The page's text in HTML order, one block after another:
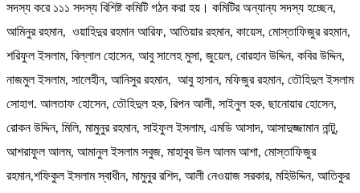
সদস্য করে ১১১ সদস্য বিশিষ্ট কমিটি গঠন করা হয়। কমিটির অন্যান্য সদস্য হচ্ছেন,
আমিনুর রহমান, ওয়াহিদুর রহমান আরিফ, আতিয়ার রহমান, কায়েস, মোস্তাফিজুর রহমান,
শরিফুল ইসলাম, বিল্লাল হোসেন, আবু সালেহ মুসা, জুয়েল, বোরহান উদ্দিন, কবির উদ্দিন,
নাজমুল ইসলাম, সালেহীন, আনিসুর রহমান, আবু হাসান, মফিজুর রহমান, তৌহিদুল ইসলাম
সোহাগ. আলতাফ হোসেন, তৌহিদুল হক, রিপন আলী, সাইনুল হক, ছানোয়ার হোসেন,
রোকন উদ্দিন, মিলি, মামুনুর রহমান, সাইফুল ইসলাম, এমডি আসাদ, আসাদুজ্জামান নান্টু,
আশরাফুল আলম, আমানুল ইসলাম সবুজ, মাহাবুব উল আলম আশা, মোস্তাফিজুর
রহমান,শফিকুল ইসলাম স্বাধীন, মামুনুর রশিদ, আলী নেওয়াজ সরকার, মহিউদ্দিন, আতিকুর